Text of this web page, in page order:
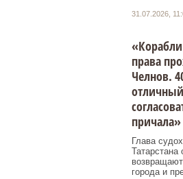
31.07.2026,
права
Челнов.
причала»
Глава
возвращают
города и